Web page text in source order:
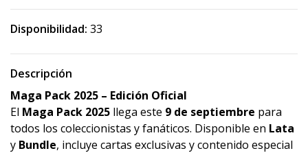
Disponibilidad: 33
Descripción
Maga Pack 2025 – Edición Oficial
El Maga Pack 2025 llega este 9 de septiembre para
todos los coleccionistas y fanáticos. Disponible en Lata
y Bundle, incluye cartas exclusivas y contenido especial